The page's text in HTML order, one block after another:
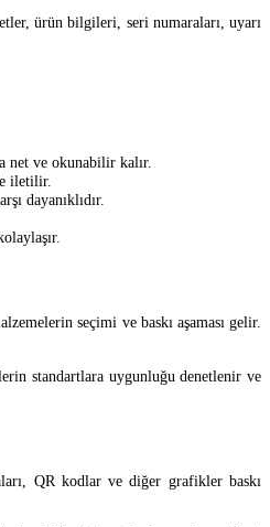
ürün bilgileri, seri numaraları, uyarı
net ve okunabilir kalır.
iletilir.
dayanıklıdır.
seçimi ve baskı aşaması gelir.
standartlara uygunluğu denetlenir ve
QR kodlar ve diğer grafikler baskı